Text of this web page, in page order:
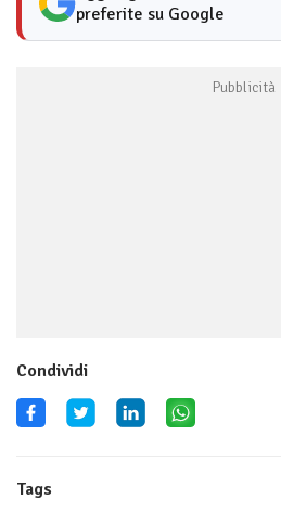
preferite su Google
Condividi
Tags